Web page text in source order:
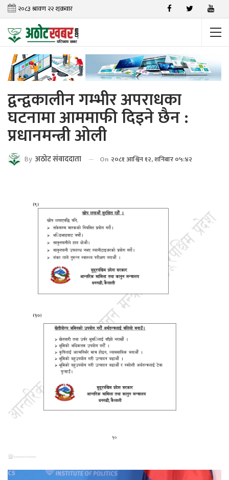
द्वन्द्वकालीन गम्भीर अपराधका
घटनामा आममाफी दिइने छैन :
प्रधानमन्त्री ओली
By अठाेट संवाददाता On २०८१ आश्विन १२, शनिबार ०५:४२